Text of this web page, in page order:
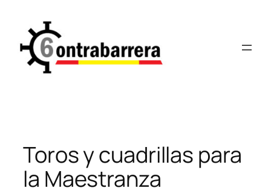
contenido
Toros y cuadrillas para
la Maestranza